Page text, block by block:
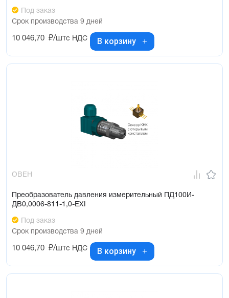
Под заказ
Срок производства 9 дней
10 046,70 ₽/штс НДС В корзину
ОВЕН
Преобразователь давления измерительный ПД100И-
ДВ0,0006-811-1,0-ЕХI
Под заказ
Срок производства 9 дней
10 046,70 ₽/штс НДС В корзину